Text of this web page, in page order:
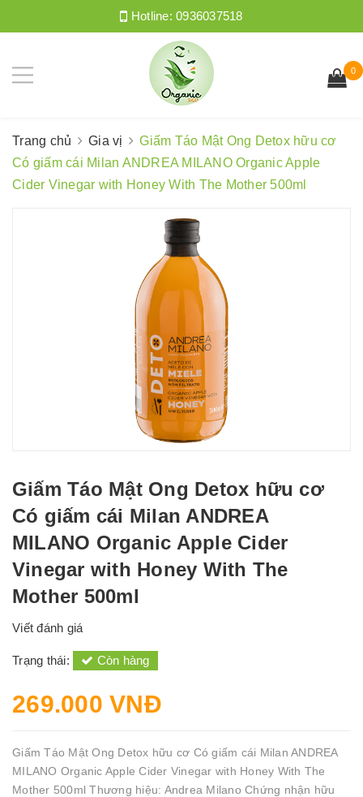
Hotline:0936037518
0
Trang chủ Gia vị
Giấm Táo Mật Ong Detox hữu cơ
Có giấm cái Milan ANDREA MILANO Organic Apple
Cider Vinegar with Honey With The Mother 500ml
Giấm Táo Mật Ong Detox hữu cơ
Có giấm cái Milan ANDREA
MILANO Organic Apple Cider
Vinegar with Honey With The
Mother 500ml
Viết đánh giá
Trạng thái: Còn hàng
269.000 VNĐ
Giấm Táo Mật Ong Detox hữu cơ Có giấm cái Milan ANDREA
MILANO Organic Apple Cider Vinegar with Honey With The
Mother 500ml Thương hiệu: Andrea Milano Chứng nhận hữu